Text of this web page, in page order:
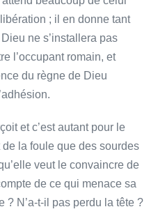
; il en donne tant
ne s’installera pas
l’occupant romain, et
du règne de Dieu
et c’est autant pour le
la foule que des sourdes
veut le convaincre de
de ce qui menace sa
? N’a-t-il pas perdu la tête ?